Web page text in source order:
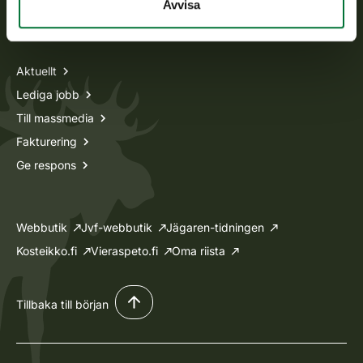
Avvisa
Information om oss
Aktuellt
Lediga jobb
Till massmedia
Fakturering
Ge respons
Webbutik Jvf-webbutik
Jägaren-tidningen
Kosteikko.fi
Vieraspeto.fi Oma riista
Tillbaka till början